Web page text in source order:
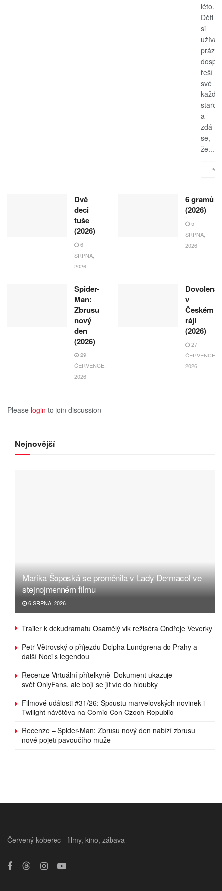
léto.
Děti
si
užívají
řeší
své
a
zdá
se,
že...
Dvě
deci
tuše
(2026)
6
SRPNA,
2026
6 gramů
(2026)
5
SRPNA,
2026
Spider-
Man:
Zbrusu
nový
den
(2026)
29
ČERVENCE,
2026
Dovolená
v
Českém
ráji
(2026)
27
ČERVENCE,
2026
Please login to join discussion
Nejnovější
Marika Šoposká se proměnila v Lady Dermacol ve
stejnojmenném filmu
6 SRPNA, 2026
Trailer k dokudramatu Osamělý vlk režiséra Ondřeje Veverky
Petr Větrovský o příjezdu Dolpha Lundgrena do Prahy a
další Noci s legendou
Recenze Virtuální přítelkyně: Dokument ukazuje
svět OnlyFans, ale bojí se jít víc do hloubky
Filmové události #31/26: Spoustu marvelovských novinek i
Twilight návštěva na Comic-Con Czech Republic
Recenze – Spider-Man: Zbrusu nový den nabízí zbrusu
nové pojetí pavoučího muže
Červený koberec - filmy, kino, zábava